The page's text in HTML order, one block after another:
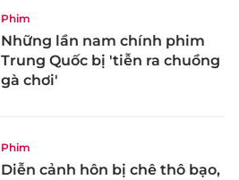
Phim
Những lần nam chính phim
Trung Quốc bị 'tiễn ra chuồng
gà chơi'
Phim
Diễn cảnh hôn bị chê thô bạo,